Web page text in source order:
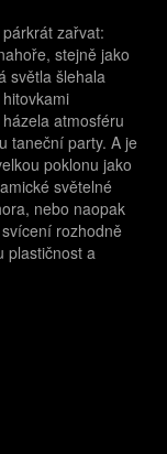
zařvat:
stejně jako
světla šlehala
atmosféru
taneční party. A je
poklonu jako
světelné
nebo naopak
rozhodně
plastičnost a